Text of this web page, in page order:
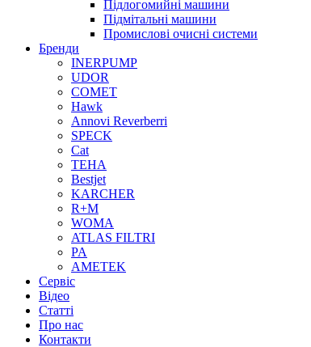
Підлогомийні машини
Підмітальні машини
Промислові очисні системи
Бренди
INERPUMP
UDOR
COMET
Hawk
Annovi Reverberri
SPECK
Cat
TEHA
Bestjet
KARCHER
R+M
WOMA
ATLAS FILTRI
PA
AMETEK
Сервіс
Відео
Статті
Про нас
Контакти